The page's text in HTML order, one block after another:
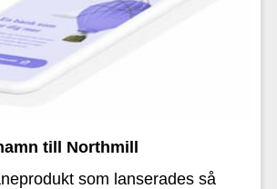
till Northmill
som lanserades så